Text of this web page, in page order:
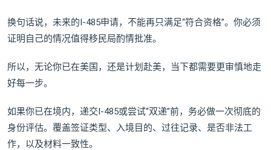
换句话说，未来的I-485申请，不能再只满足“符合资格”。你必须
证明自己的情况值得移民局酌情批准。
所以，无论你已在美国，还是计划赴美，当下都需要更审慎地走
好每一步。
如果你已在境内，递交I-485或尝试“双递”前，务必做一次彻底的
身份评估。覆盖签证类型、入境目的、过往记录、是否非法工
作，以及材料一致性。